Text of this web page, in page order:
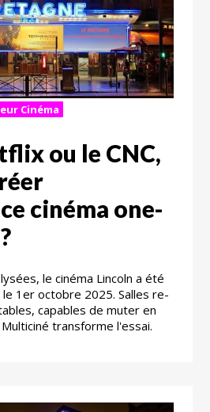
Cinéma
ou le CNC,
cinéma one-
le cinéma Lincoln a été
1er octobre 2025. Salles re-
capables de muter en
transforme l'essai.